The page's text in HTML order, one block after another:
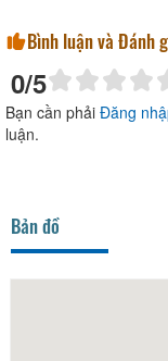
Bình luận và Đánh
0/5
Bạn cần phải Đăng
luận.
Bản đồ